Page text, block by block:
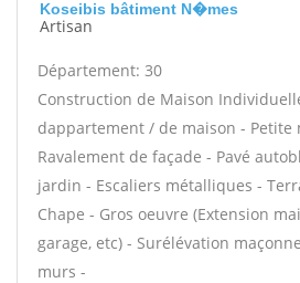
Koseibis bâtiment N�mes
Artisan
Département: 30
Construction de Maison
dappartement / de maison - Petite
Ravalement de façade - Pavé
jardin - Escaliers métalliques -
Chape - Gros oeuvre (Extension
garage, etc) - Surélévation
murs -